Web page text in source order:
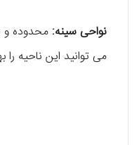
نواحی سینه:محدوده و
می توانید این ناحیه